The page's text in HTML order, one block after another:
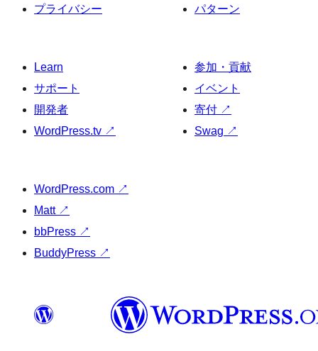
プライバシー
パターン
Learn
サポート
開発者
WordPress.tv ↗
参加・貢献
イベント
寄付 ↗
Swag ↗
WordPress.com ↗
Matt ↗
bbPress ↗
BuddyPress ↗